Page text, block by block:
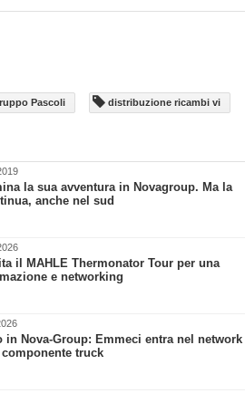
Pascoli
distribuzione ricambi vi
la sua avventura in Novagroup. Ma la
anche nel sud
il MAHLE Thermonator Tour per una
e networking
in Nova-Group: Emmeci entra nel network
truck